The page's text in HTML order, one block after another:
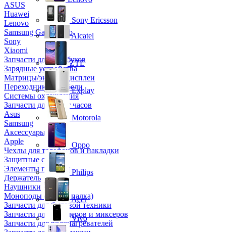
ASUS
Huawei
Lenovo
Samsung Galaxy Tab
Sony
Xiaomi
Запчасти для ноутбуков
Зарядные устройства
Матрицы/экраны/дисплеи
Переходники и кабели
Системы охлаждения
Запчасти для смарт часов
Asus
Samsung
Аксессуары
Apple
Чехлы для телефонов и накладки
Защитные стекла
Элементы питания
Держатель
Наушники
Моноподы (Селфи палка)
Запчасти для бытовой техники
Запчасти для блендеров и миксеров
Запчасти для водонагревателей
Sony Ericsson
Alcatel
ZTE
Explay
Motorola
Oppo
Philips
Acer
Vivo